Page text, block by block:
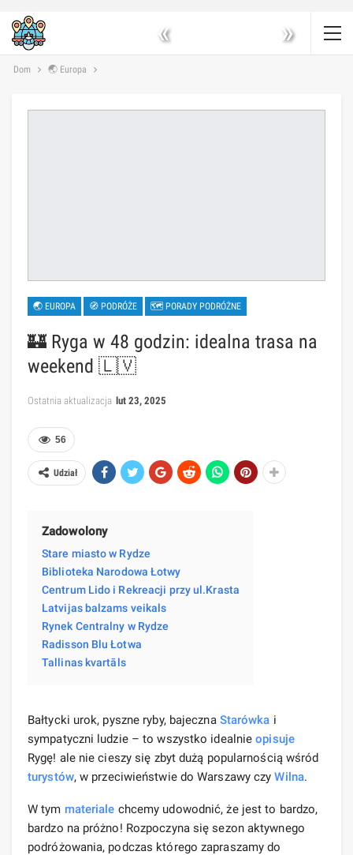
« »
Dom 🌏 Europa
🌏 EUROPA 🧭 PODRÓŻE 🗺 PORADY PODRÓŻNE
🏰 Ryga w 48 godzin: idealna trasa na
weekend 🇱🇻
Ostatnia aktualizacja lut 23, 2025
56
Udział
Zadowolony
Stare miasto w Rydze
Biblioteka Narodowa Łotwy
Centrum Lido i Rekreacji przy ul.Krasta
Latvijas balzams veikals
Rynek Centralny w Rydze
Radisson Blu Łotwa
Tallinas kvartāls
Bałtycki urok, pyszne ryby, bajeczna Starówka i
sympatyczni ludzie – to wszystko idealnieopisuje
Rygę! ale nie cieszy się zbyt dużą popularnością wśród
turystów, w przeciwieństwie do Warszawy czyWilna.
W tym materiale chcemy udowodnić, że jest to bardzo,
bardzo na próżno! Rozpoczyna się sezon aktywnego
podróżowania, podczas którego zapraszamy do